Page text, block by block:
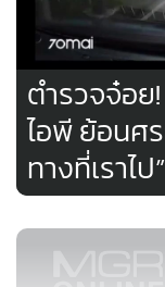
ตำรวจจ๋อย
ไอพี ย้อนศ
ทางที่เราไป”